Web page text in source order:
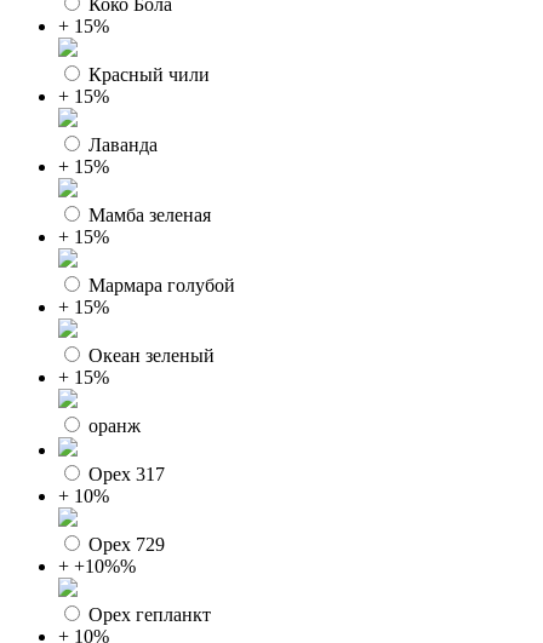
Коко Бола
+ 15%
Красный чили
+ 15%
Лаванда
+ 15%
Мамба зеленая
+ 15%
Мармара голубой
+ 15%
Океан зеленый
+ 15%
оранж
Орех 317
+ 10%
Орех 729
+ +10%%
Орех гепланкт
+ 10%